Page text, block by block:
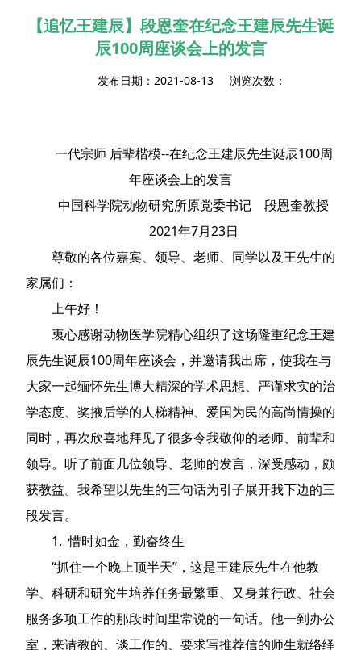
【追忆王建辰】段恩奎在纪念王建辰先生诞
辰100周座谈会上的发言
发布日期：2021-08-13 浏览次数：
一代宗师 后辈楷模--在纪念王建辰先生诞辰100周
年座谈会上的发言
中国科学院动物研究所原党委书记 段恩奎教授
2021年7月23日
尊敬的各位嘉宾、领导、老师、同学以及王先生的
家属们：
上午好！
衷心感谢动物医学院精心组织了这场隆重纪念王建
辰先生诞辰100周年座谈会，并邀请我出席，使我在与
大家一起缅怀先生博大精深的学术思想、严谨求实的治
学态度、奖掖后学的人梯精神、爱国为民的高尚情操的
同时，再次欣喜地拜见了很多令我敬仰的老师、前辈和
领导。听了前面几位领导、老师的发言，深受感动，颇
获教益。我希望以先生的三句话为引子展开我下边的三
段发言。
1. 惜时如金，勤奋终生
“抓住一个晚上顶半天”，这是王建辰先生在他教
学、科研和研究生培养任务最繁重、又身兼行政、社会
服务多项工作的那段时间里常说的一句话。他一到办公
室，来请教的、谈工作的、要求写推荐信的师生就络绎